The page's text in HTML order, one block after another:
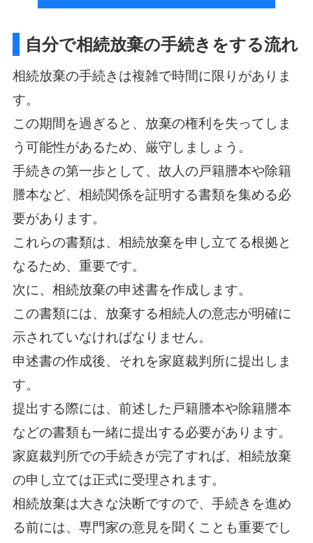
自分で相続放棄の手続きをする流れ
相続放棄の手続きは複雑で時間に限りがありま
す。
この期間を過ぎると、放棄の権利を失ってしま
う可能性があるため、厳守しましょう。
手続きの第一歩として、故人の戸籍謄本や除籍
謄本など、相続関係を証明する書類を集める必
要があります。
これらの書類は、相続放棄を申し立てる根拠と
なるため、重要です。
次に、相続放棄の申述書を作成します。
この書類には、放棄する相続人の意志が明確に
示されていなければなりません。
申述書の作成後、それを家庭裁判所に提出しま
す。
提出する際には、前述した戸籍謄本や除籍謄本
などの書類も一緒に提出する必要があります。
家庭裁判所での手続きが完了すれば、相続放棄
の申し立ては正式に受理されます。
相続放棄は大きな決断ですので、手続きを進め
る前には、専門家の意見を聞くことも重要でし